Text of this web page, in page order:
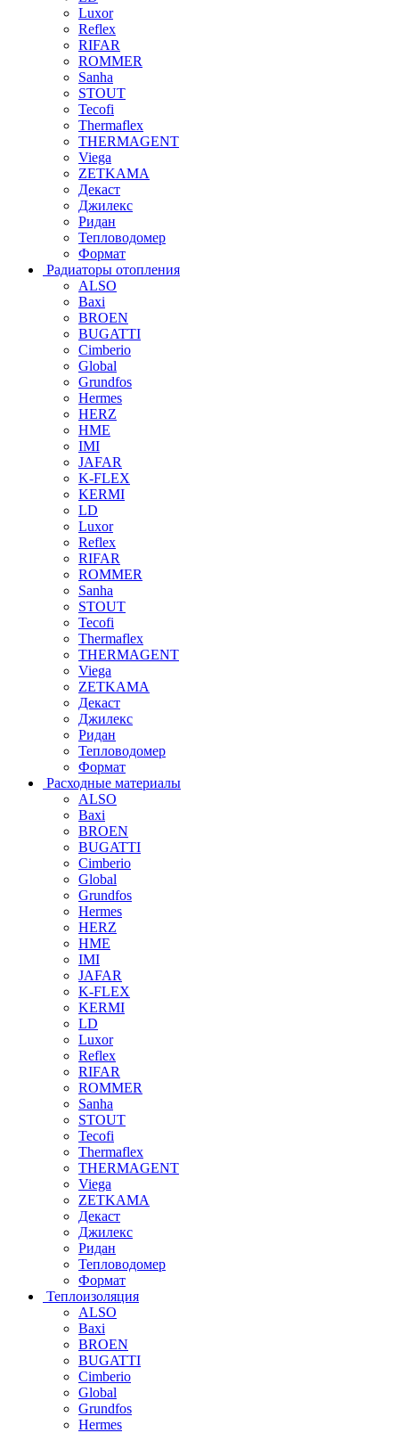
Luxor
Reflex
RIFAR
ROMMER
Sanha
STOUT
Tecofi
Thermaflex
THERMAGENT
Viega
ZETKAMA
Декаст
Джилекс
Ридан
Тепловодомер
Формат
Радиаторы отопления
ALSO
Baxi
BROEN
BUGATTI
Cimberio
Global
Grundfos
Hermes
HERZ
HME
IMI
JAFAR
K-FLEX
KERMI
LD
Luxor
Reflex
RIFAR
ROMMER
Sanha
STOUT
Tecofi
Thermaflex
THERMAGENT
Viega
ZETKAMA
Декаст
Джилекс
Ридан
Тепловодомер
Формат
Расходные материалы
ALSO
Baxi
BROEN
BUGATTI
Cimberio
Global
Grundfos
Hermes
HERZ
HME
IMI
JAFAR
K-FLEX
KERMI
LD
Luxor
Reflex
RIFAR
ROMMER
Sanha
STOUT
Tecofi
Thermaflex
THERMAGENT
Viega
ZETKAMA
Декаст
Джилекс
Ридан
Тепловодомер
Формат
Теплоизоляция
ALSO
Baxi
BROEN
BUGATTI
Cimberio
Global
Grundfos
Hermes